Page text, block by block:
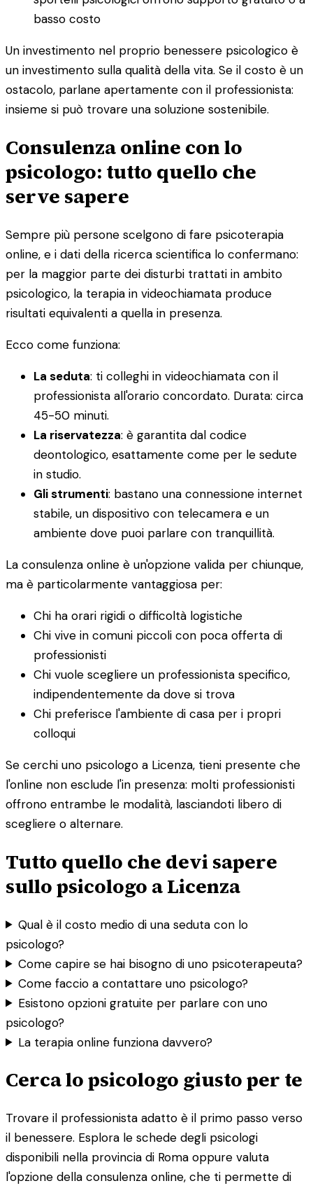
basso costo
Un investimento nel proprio benessere psicologico è
un investimento sulla qualità della vita. Se il costo è un
ostacolo, parlane apertamente con il professionista:
insieme si può trovare una soluzione sostenibile.
Consulenza online con lo
psicologo: tutto quello che
serve sapere
Sempre più persone scelgono di fare psicoterapia
online, e i dati della ricerca scientifica lo confermano:
per la maggior parte dei disturbi trattati in ambito
psicologico, la terapia in videochiamata produce
risultati equivalenti a quella in presenza.
Ecco come funziona:
La seduta: ti colleghi in videochiamata con il
professionista all'orario concordato. Durata: circa
45-50 minuti.
La riservatezza: è garantita dal codice
deontologico, esattamente come per le sedute
in studio.
Gli strumenti: bastano una connessione internet
stabile, un dispositivo con telecamera e un
ambiente dove puoi parlare con tranquillità.
La consulenza online è un'opzione valida per chiunque,
ma è particolarmente vantaggiosa per:
Chi ha orari rigidi o difficoltà logistiche
Chi vive in comuni piccoli con poca offerta di
professionisti
Chi vuole scegliere un professionista specifico,
indipendentemente da dove si trova
Chi preferisce l'ambiente di casa per i propri
colloqui
Se cerchi uno psicologo a Licenza, tieni presente che
l'online non esclude l'in presenza: molti professionisti
offrono entrambe le modalità, lasciandoti libero di
scegliere o alternare.
Tutto quello che devi sapere
sullo psicologo a Licenza
Qual è il costo medio di una seduta con lo
psicologo?
Come capire se hai bisogno di uno psicoterapeuta?
Come faccio a contattare uno psicologo?
Esistono opzioni gratuite per parlare con uno
psicologo?
La terapia online funziona davvero?
Cerca lo psicologo giusto per te
Trovare il professionista adatto è il primo passo verso
il benessere. Esplora le schede degli psicologi
disponibili nella provincia di Roma oppure valuta
l'opzione della consulenza online, che ti permette di